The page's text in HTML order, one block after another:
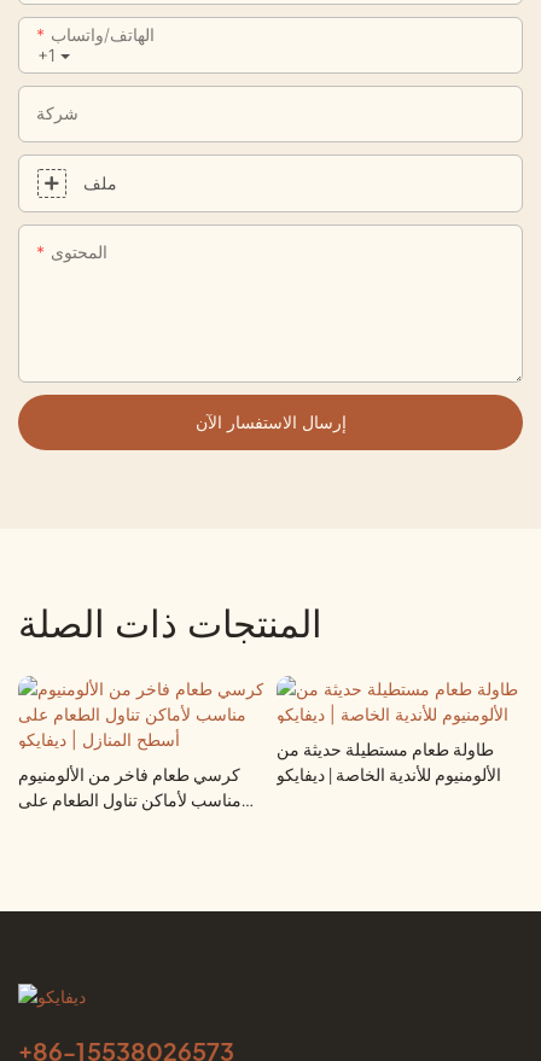
+1
الهاتف/واتساب
شركة
ملف
المحتوى
إرسال الاستفسار الآن
المنتجات ذات الصلة
طاولة طعام مستطيلة حديثة من
الألومنيوم للأندية الخاصة | ديفايكو
طاولة قهوة مستطيلة عصرية من
+86-15538026573